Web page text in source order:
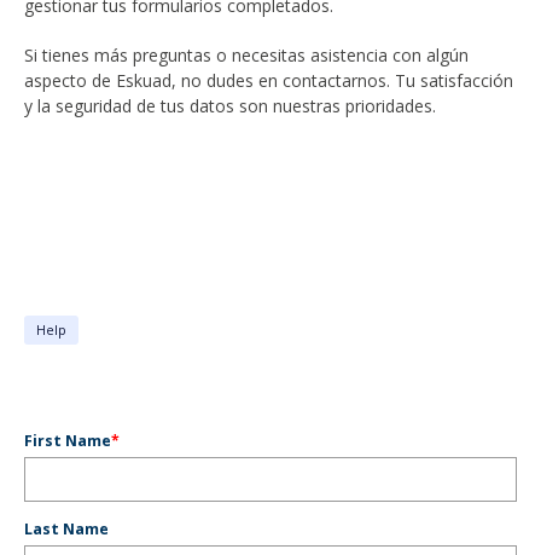
gestionar tus formularios completados.
Si tienes más preguntas o necesitas asistencia con algún
aspecto de Eskuad, no dudes en contactarnos. Tu satisfacción
y la seguridad de tus datos son nuestras prioridades.
Help
First Name*
Last Name